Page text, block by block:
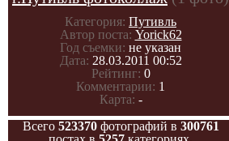
Категория: Путивль
Автор поста: Yorick62
Год съемки: не указан
Дата: 28.03.2011 00:52
Рейтинг: 0
Комментарии: 1
Карта: -
Всего 523370фотографий в 300761